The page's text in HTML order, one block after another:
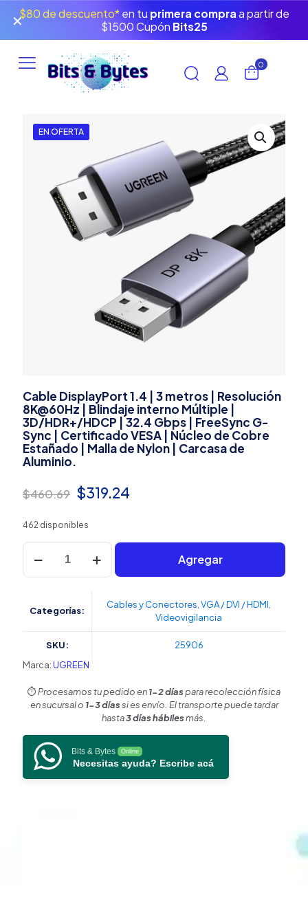
$80 de descuento*en tu primera compra a partir de
$1500 Cupón Bits25
✕
0
EN OFERTA
Cable DisplayPort 1.4 | 3 metros | Resolución
8K@60Hz | Blindaje interno Múltiple |
3D/HDR+/HDCP | 32.4 Gbps | FreeSync G-
Sync | Certificado VESA | Núcleo de Cobre
Estañado | Malla de Nylon | Carcasa de
Aluminio.
$460.69 El
era:
$460.69.
$319.24
$319.24.
462 disponibles
Cable
DisplayPort
1.4
metros
8K@60Hz
|
interno
Múltiple
32.4
Gbps
|
Agregar
Categorías:
Cables y Conectores VGA / DVI / HDMI
Videovigilancia
SKU:
25906
Marca:UGREEN
⏱️Procesamos tu pedido en1-2 díaspara recolección física
en sucursal o 1-3 díassi es envío. El transporte puede tardar
hasta3 días hábilesmás.
Bits & Bytes Online
Necesitas ayuda? Escribe acá